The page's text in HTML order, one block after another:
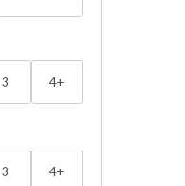
3 4+
3 4+